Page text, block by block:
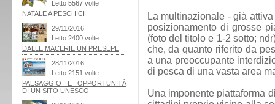
La multinazionale - già
posizionamento di grosse
(foto del titolo e 1-2 sotto;
che, da quanto riferito da
a una preoccupante
di pesca di una vasta area
Una imponente piattaforma